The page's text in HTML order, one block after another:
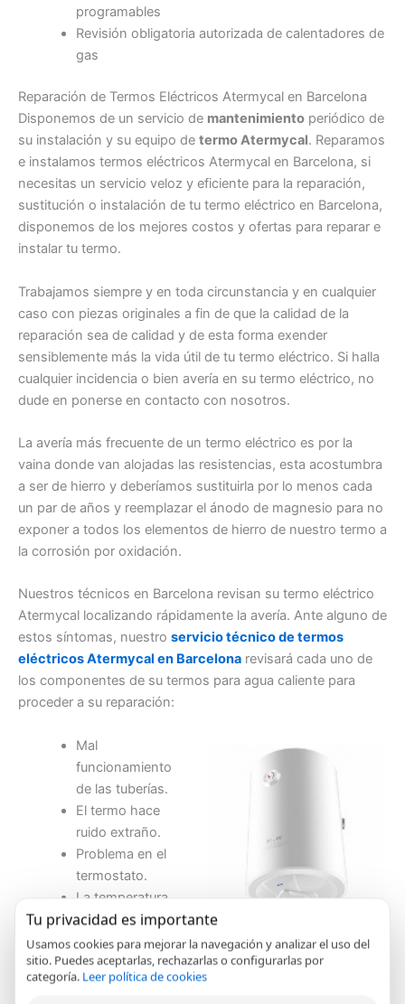
programables
Revisión obligatoria autorizada de calentadores de
gas
Reparación de Termos Eléctricos Atermycal en Barcelona
Disponemos de un servicio de mantenimiento periódico de
su instalación y su equipo de termo Atermycal. Reparamos
e instalamos termos eléctricos Atermycal en Barcelona, si
necesitas un servicio veloz y eficiente para la reparación,
sustitución o instalación de tu termo eléctrico en Barcelona,
disponemos de los mejores costos y ofertas para reparar e
instalar tu termo.
Trabajamos siempre y en toda circunstancia y en cualquier
caso con piezas originales a fin de que la calidad de la
reparación sea de calidad y de esta forma exender
sensiblemente más la vida útil de tu termo eléctrico. Si halla
cualquier incidencia o bien avería en su termo eléctrico, no
dude en ponerse en contacto con nosotros.
La avería más frecuente de un termo eléctrico es por la
vaina donde van alojadas las resistencias, esta acostumbra
a ser de hierro y deberíamos sustituirla por lo menos cada
un par de años y reemplazar el ánodo de magnesio para no
exponer a todos los elementos de hierro de nuestro termo a
la corrosión por oxidación.
Nuestros técnicos en Barcelona revisan su termo eléctrico
Atermycal localizando rápidamente la avería. Ante alguno de
estos síntomas, nuestro servicio técnico de termos
eléctricos Atermycal en Barcelona revisará cada uno de
los componentes de su termos para agua caliente para
proceder a su reparación:
Mal
funcionamiento
de las tuberías.
El termo hace
ruido extraño.
Problema en el
termostato.
La temperatura
no varía.
La temperatura es
extremadamente alta o baja.
Poca presión del agua debido a que la válvula de
Tu privacidad es importante
Usamos cookies para mejorar la navegación y analizar el uso del
sitio. Puedes aceptarlas, rechazarlas o configurarlas por
categoría. Leer política de cookies